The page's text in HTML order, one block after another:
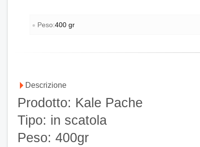
Peso:400 gr
Descrizione
Prodotto: Kale Pache
Tipo: in scatola
Peso: 400gr